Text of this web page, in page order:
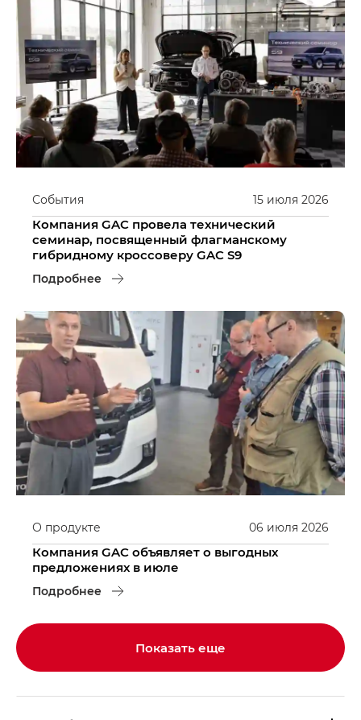
15 июля 2026
События
Компания GAC провела технический
семинар, посвященный флагманскому
гибридному кроссоверу GAC S9
Подробнее
06 июля 2026
О продукте
Компания GAC объявляет о выгодных
предложениях в июле
Подробнее
Показать еще